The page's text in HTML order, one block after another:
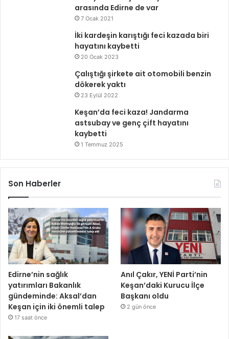
arasında Edirne de var
7 Ocak 2021
İki kardeşin karıştığı feci kazada biri
hayatını kaybetti
20 Ocak 2023
Çalıştığı şirkete ait otomobili benzin
dökerek yaktı
23 Eylül 2022
Keşan’da feci kaza! Jandarma
astsubay ve genç çift hayatını
kaybetti
1 Temmuz 2025
Son Haberler
Edirne’nin sağlık
yatırımları Bakanlık
gündeminde: Aksal’dan
Keşan için iki önemli talep
17 saat önce
Anıl Çakır, YENİ Parti’nin
Keşan’daki Kurucu İlçe
Başkanı oldu
2 gün önce